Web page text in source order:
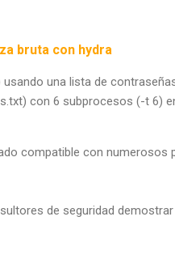
bruta con hydra
una lista de
con 6 subprocesos (-t 6)
compatible con numerosos
de seguridad